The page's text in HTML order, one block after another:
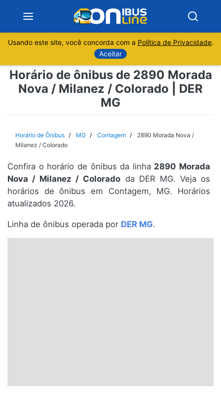
Sobre
Espírito Santo
Paraná
Santa Catarina
Usando este site, você concorda com a Política de Privacidade.
Aceitar
Horário de ônibus de 2890 Morada
Nova / Milanez / Colorado | DER
MG
Horário de Ônibus MG Contagem
2890 Morada Nova /
Milanez / Colorado
Confira o horário de ônibus da linha 2890 Morada
Nova / Milanez / Colorado da DER MG. Veja os
horários de ônibus em Contagem, MG. Horários
atualizados 2026.
Linha de ônibus operada por DER MG.